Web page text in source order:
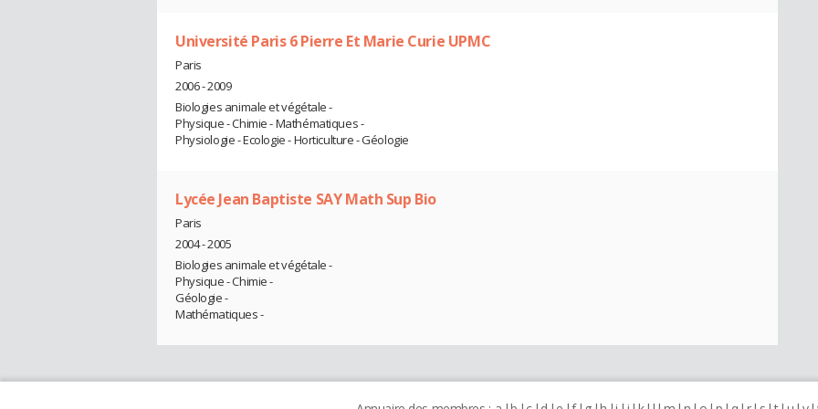
Université Paris 6 Pierre Et Marie Curie UPMC
Paris
2006 - 2009
Biologies animale et végétale -
Physique - Chimie - Mathématiques -
Physiologie - Ecologie - Horticulture - Géologie
Lycée Jean Baptiste SAY Math Sup Bio
Paris
2004 - 2005
Biologies animale et végétale -
Physique - Chimie -
Géologie -
Mathématiques -